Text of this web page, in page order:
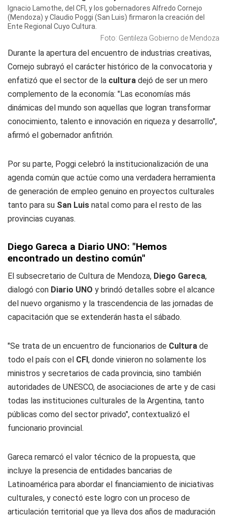
Ignacio Lamothe, del CFI, y los gobernadores Alfredo Cornejo
(Mendoza) y Claudio Poggi (San Luis) firmaron la creación del
Ente Regional Cuyo Cultura.
Foto: Gentileza Gobierno de Mendoza
Durante la apertura del encuentro de industrias creativas,
Cornejo subrayó el carácter histórico de la convocatoria y
enfatizó que el sector de la cultura dejó de ser un mero
complemento de la economía: "Las economías más
dinámicas del mundo son aquellas que logran transformar
conocimiento, talento e innovación en riqueza y desarrollo",
afirmó el gobernador anfitrión.
Por su parte, Poggi celebró la institucionalización de una
agenda común que actúe como una verdadera herramienta
de generación de empleo genuino en proyectos culturales
tanto para su San Luis natal como para el resto de las
provincias cuyanas.
Diego Gareca a Diario UNO: "Hemos
encontrado un destino común"
El subsecretario de Cultura de Mendoza, Diego Gareca,
dialogó con Diario UNO y brindó detalles sobre el alcance
del nuevo organismo y la trascendencia de las jornadas de
capacitación que se extenderán hasta el sábado.
"Se trata de un encuentro de funcionarios de Cultura de
todo el país con el CFI, donde vinieron no solamente los
ministros y secretarios de cada provincia, sino también
autoridades de UNESCO, de asociaciones de arte y de casi
todas las instituciones culturales de la Argentina, tanto
públicas como del sector privado", contextualizó el
funcionario provincial.
Gareca remarcó el valor técnico de la propuesta, que
incluye la presencia de entidades bancarias de
Latinoamérica para abordar el financiamiento de iniciativas
culturales, y conectó este logro con un proceso de
articulación territorial que ya lleva dos años de maduración